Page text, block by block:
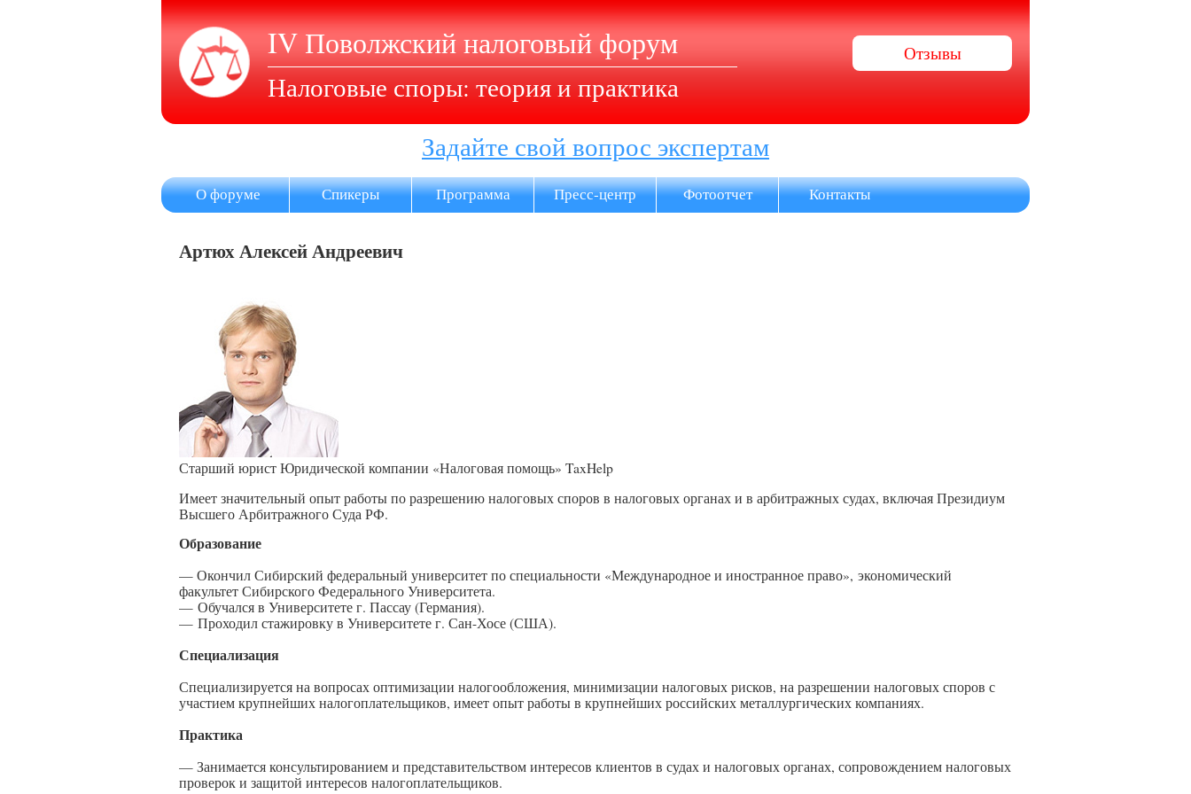
IV Поволжский налоговый форум
Налоговые споры: теория и практика
Отзывы
Задайте свой вопрос экспертам
О форуме Спикеры Программа Пресс-центр Фотоотчет Контакты
Артюх Алексей Андреевич
Старший юрист Юридической компании «Налоговая помощь» TaxHelp
Имеет значительный опыт работы по разрешению налоговых споров в налоговых органах и в арбитражных судах, включая Президиум
Высшего Арбитражного Суда РФ.
Образование
— Окончил Сибирский федеральный университет по специальности «Международное и иностранное право», экономический
факультет Сибирского Федерального Университета.
— Обучался в Университете г. Пассау (Германия).
— Проходил стажировку в Университете г. Сан-Хосе (США).
Специализация
Специализируется на вопросах оптимизации налогообложения, минимизации налоговых рисков, на разрешении налоговых споров с
участием крупнейших налогоплательщиков, имеет опыт работы в крупнейших российских металлургических компаниях.
Практика
— Занимается консультированием и представительством интересов клиентов в судах и налоговых органах, сопровождением налоговых
проверок и защитой интересов налогоплательщиков.